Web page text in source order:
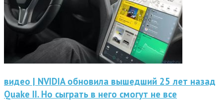
видео | NVIDIA обновила вышедший 25 лет назад
Quake II. Но сыграть в него смогут не все